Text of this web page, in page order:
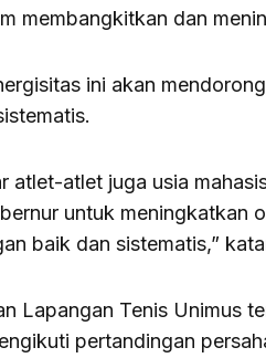
membangkitkan dan
ini akan
atlet-atlet juga usia
untuk meningkatkan
baik dan sistematis,”
Lapangan Tenis Unimus
pertandingan